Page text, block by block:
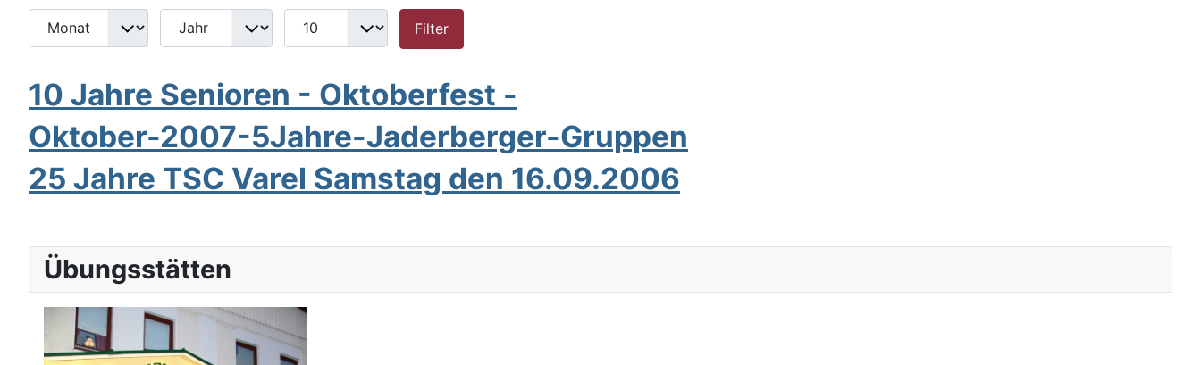
Filter
Monat Jahr Anzeige #
Filter
10 Jahre Senioren - Oktoberfest -
Oktober-2007-5Jahre-Jaderberger-Gruppen
25 Jahre TSC Varel Samstag den 16.09.2006
Übungsstätten